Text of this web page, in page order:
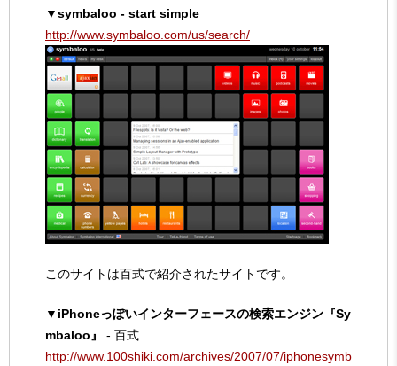
▼symbaloo - start simple
http://www.symbaloo.com/us/search/
このサイトは百式で紹介されたサイトです。
▼iPhoneっぽいインターフェースの検索エンジン『Sy
mbaloo』
- 百式
http://www.100shiki.com/archives/2007/07/iphonesymb